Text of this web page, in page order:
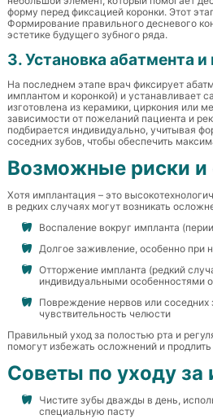
форму перед фиксацией коронки. Этот
Формирование правильного десневого
эстетике будущего зубного ряда.
3. Установка абатмента и
На последнем этапе врач фиксирует
имплантом и коронкой) и устанавливает
изготовлена из керамики, циркония или
зависимости от пожеланий пациента и
подбирается индивидуально, учитывая
соседних зубов, чтобы обеспечить
Возможные риски и
Хотя имплантация – это
в редких случаях могут возникать
Воспаление вокруг импланта
Долгое заживление, особенно при
Отторжение импланта (редкий
индивидуальными особенностями
Повреждение нервов или соседних
чувствительность челюсти
Правильный уход за полостью рта и
помогут избежать осложнений и
Советы по уходу за
Чистите зубы дважды в день,
специальную пасту